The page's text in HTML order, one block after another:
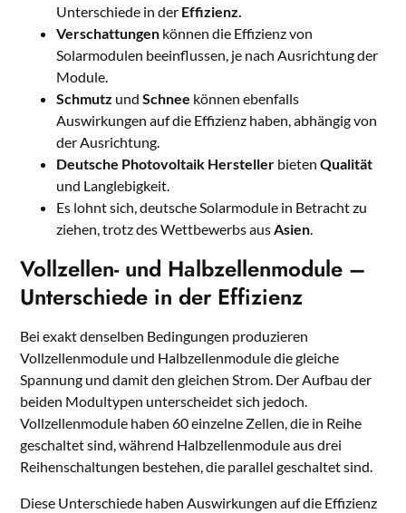
Unterschiede in der Effizienz.
Verschattungen können die Effizienz von
Solarmodulen beeinflussen, je nach Ausrichtung der
Module.
Schmutz undSchnee können ebenfalls
Auswirkungen auf die Effizienz haben, abhängig von
der Ausrichtung.
Deutsche Photovoltaik Hersteller bietenQualität
und Langlebigkeit.
Es lohnt sich, deutsche Solarmodule in Betracht zu
ziehen, trotz des Wettbewerbs ausAsien.
Vollzellen- und Halbzellenmodule –
Unterschiede in der Effizienz
Bei exakt denselben Bedingungen produzieren
Vollzellenmodule und Halbzellenmodule die gleiche
Spannung und damit den gleichen Strom. Der Aufbau der
beiden Modultypen unterscheidet sich jedoch.
Vollzellenmodule haben 60 einzelne Zellen, die in Reihe
geschaltet sind, während Halbzellenmodule aus drei
Reihenschaltungen bestehen, die parallel geschaltet sind.
Diese Unterschiede haben Auswirkungen auf die Effizienz